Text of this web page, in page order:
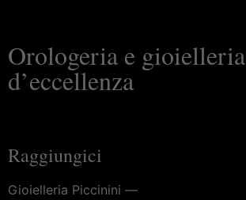
Orologeria e gioielleria
d’eccellenza
Raggiungici
Gioielleria Piccinini —